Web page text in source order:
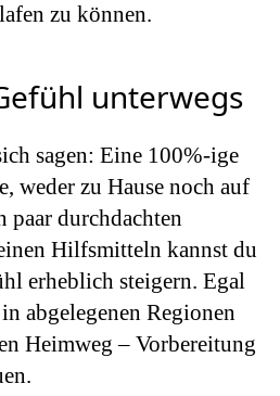
zu können.
unterwegs
sagen: Eine 100%-ige
weder zu Hause noch auf
paar durchdachten
Hilfsmitteln kannst du
erheblich steigern. Egal
abgelegenen Regionen
Heimweg – Vorbereitung